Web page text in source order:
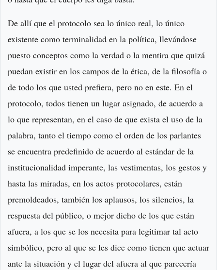
De allí que el protocolo sea lo único real, lo único
existente como terminalidad en la política, llevándose
puesto conceptos como la verdad o la mentira que quizá
puedan existir en los campos de la ética, de la filosofía o
de todo los que usted prefiera, pero no en este. En el
protocolo, todos tienen un lugar asignado, de acuerdo a
lo que representan, en el caso de que exista el uso de la
palabra, tanto el tiempo como el orden de los parlantes
se encuentra predefinido de acuerdo al estándar de la
institucionalidad imperante, las vestimentas, los gestos y
hasta las miradas, en los actos protocolares, están
premoldeados, también los aplausos, los silencios, la
respuesta del público, o mejor dicho de los que están
afuera, a los que se los necesita para legitimar tal acto
simbólico, pero al que se les dice como tienen que actuar
ante la situación y el lugar del afuera al que parecería